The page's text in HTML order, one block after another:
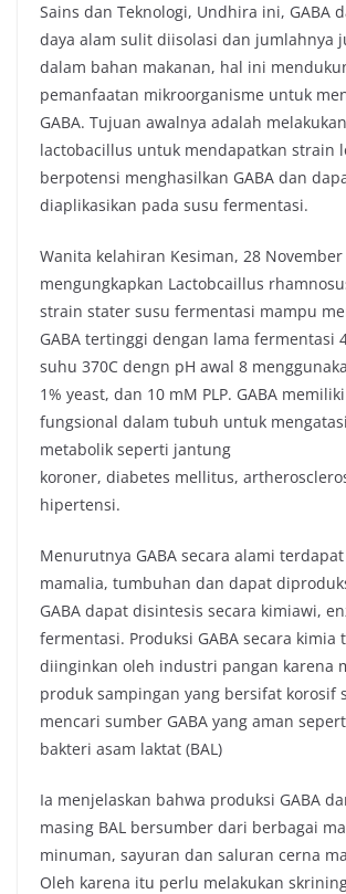
Sains dan Teknologi, Undhira ini, GABA
daya alam sulit diisolasi dan jumlahnya
dalam bahan makanan, hal ini
pemanfaatan mikroorganisme untuk
GABA. Tujuan awalnya adalah
lactobacillus untuk mendapatkan strain
berpotensi menghasilkan GABA dan
diaplikasikan pada susu fermentasi.
Wanita kelahiran Kesiman, 28 November
mengungkapkan Lactobcaillus
strain stater susu fermentasi mampu
GABA tertinggi dengan lama fermentasi
suhu 370C dengn pH awal 8
1% yeast, dan 10 mM PLP. GABA
fungsional dalam tubuh untuk
metabolik seperti jantung
koroner, diabetes mellitus,
hipertensi.
Menurutnya GABA secara alami
mamalia, tumbuhan dan dapat
GABA dapat disintesis secara kimiawi,
fermentasi. Produksi GABA secara kimia
diinginkan oleh industri pangan karena
produk sampingan yang bersifat korosif
mencari sumber GABA yang aman
bakteri asam laktat (BAL)
Ia menjelaskan bahwa produksi GABA
masing BAL bersumber dari berbagai
minuman, sayuran dan saluran cerna
Oleh karena itu perlu melakukan